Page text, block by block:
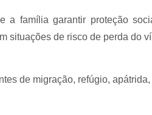
a família garantir proteção
situações de risco de perda do
de migração, refúgio,